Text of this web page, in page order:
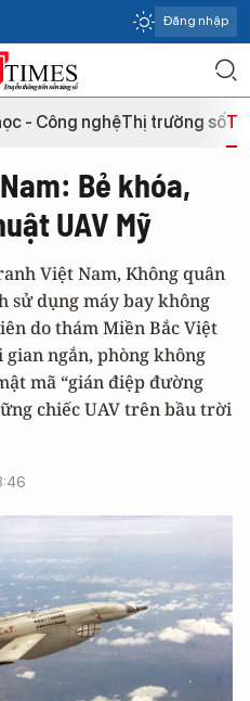
Đăng nhập
- Công nghệThị trường số
Bẻ khóa,
UAV Mỹ
Việt Nam, Không quân
dụng máy bay không
do thám Miền Bắc Việt
ngắn, phòng không
mã “gián điệp đường
chiếc UAV trên bầu trời